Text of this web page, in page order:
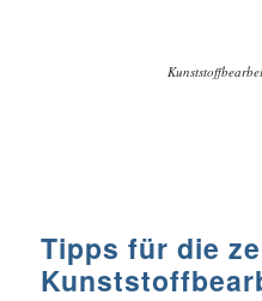
Tipps für die